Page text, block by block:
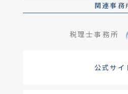
関連事務
税理士事務所
公式サイ